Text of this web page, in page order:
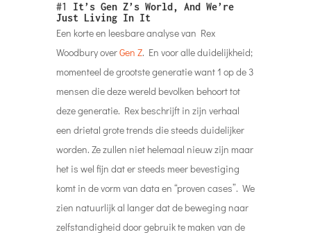
#1 It’s Gen Z’s World, And We’re
Just Living In It
Een korte en leesbare analyse van Rex
Woodbury overGen Z. En voor alle duidelijkheid;
momenteel de grootste generatie want 1 op de 3
mensen die deze wereld bevolken behoort tot
deze generatie. Rex beschrijft in zijn verhaal
een drietal grote trends die steeds duidelijker
worden. Ze zullen niet helemaal nieuw zijn maar
het is wel fijn dat er steeds meer bevestiging
komt in de vorm van data en “proven cases”. We
zien natuurlijk al langer dat de beweging naar
zelfstandigheid door gebruik te maken van de